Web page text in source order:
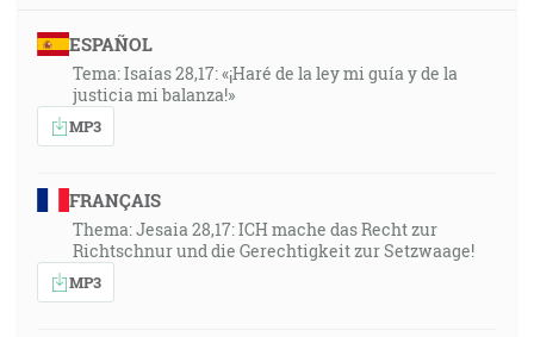
ESPAÑOL
Tema: Isaías 28,17: «¡Haré de la ley mi guía y de la
justicia mi balanza!»
MP3
FRANÇAIS
Thema: Jesaia 28,17: ICH mache das Recht zur
Richtschnur und die Gerechtigkeit zur Setzwaage!
MP3